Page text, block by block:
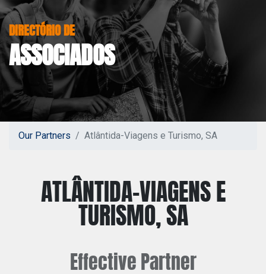
DIRECTÓRIO DE
ASSOCIADOS
Our Partners Atlântida-Viagens e Turismo, SA
ATLÂNTIDA-VIAGENS E
TURISMO, SA
EffectivePartner